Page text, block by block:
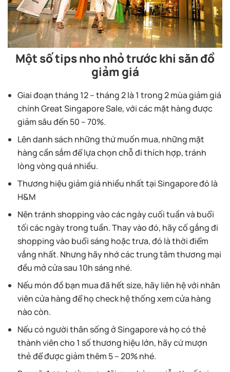
Một số tips nho nhỏ trước khi săn đồ
giảm giá
Giai đoạn tháng 12 – tháng 2 là 1 trong 2 mùa giảm giá
chính Great Singapore Sale, với các mặt hàng được
giảm sâu đến 50 – 70%.
Lên danh sách những thứ muốn mua, những mặt
hàng cần sắm để lựa chọn chỗ đi thích hợp, tránh
lòng vòng quá nhiều.
Thương hiệu giảm giá nhiều nhất tại Singapore đó là
H&M
Nên tránh shopping vào các ngày cuối tuần và buổi
tối các ngày trong tuần. Thay vào đó, hãy cố gắng đi
shopping vào buổi sáng hoặc trưa, đó là thời điểm
vắng nhất. Nhưng hãy nhớ các trung tâm thương mại
đều mở cửa sau 10h sáng nhé.
Nếu món đồ bạn mua đã hết size, hãy liên hệ với nhân
viên cửa hàng để họ check hệ thống xem cửa hàng
nào còn.
Nếu có người thân sống ở Singapore và họ có thẻ
thành viên cho 1 số thương hiệu lớn, hãy cứ mượn
thẻ để được giảm thêm 5 – 20% nhé.